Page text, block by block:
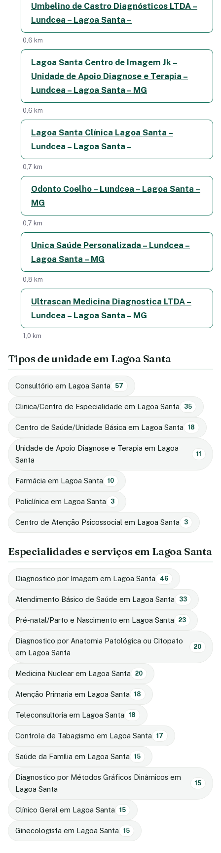
Umbelino de Castro Diagnósticos LTDA –
Lundcea – Lagoa Santa –
0,6 km
Lagoa Santa Centro de Imagem Jk –
Unidade de Apoio Diagnose e Terapia –
Lundcea – Lagoa Santa – MG
0,6 km
Lagoa Santa Clínica Lagoa Santa –
Lundcea – Lagoa Santa –
0,7 km
Odonto Coelho – Lundcea – Lagoa Santa –
MG
0,7 km
Unica Saúde Personalizada – Lundcea –
Lagoa Santa – MG
0,8 km
Ultrascan Medicina Diagnostica LTDA –
Lundcea – Lagoa Santa – MG
1,0 km
Tipos de unidade em Lagoa Santa
Consultório em Lagoa Santa 57
Clinica/Centro de Especialidade em Lagoa Santa 35
Centro de Saúde/Unidade Básica em Lagoa Santa 18
Unidade de Apoio Diagnose e Terapia em Lagoa
Santa
11
Farmácia em Lagoa Santa 10
Policlínica em Lagoa Santa 3
Centro de Atenção Psicossocial em Lagoa Santa 3
Especialidades e serviços em Lagoa Santa
Diagnostico por Imagem em Lagoa Santa 46
Atendimento Básico de Saúde em Lagoa Santa 33
Pré-natal/Parto e Nascimento em Lagoa Santa 23
Diagnostico por Anatomia Patológica ou Citopato
em Lagoa Santa
20
Medicina Nuclear em Lagoa Santa 20
Atenção Primaria em Lagoa Santa 18
Teleconsultoria em Lagoa Santa 18
Controle de Tabagismo em Lagoa Santa 17
Saúde da Família em Lagoa Santa 15
Diagnostico por Métodos Gráficos Dinâmicos em
Lagoa Santa
15
Clínico Geral em Lagoa Santa 15
Ginecologista em Lagoa Santa 15